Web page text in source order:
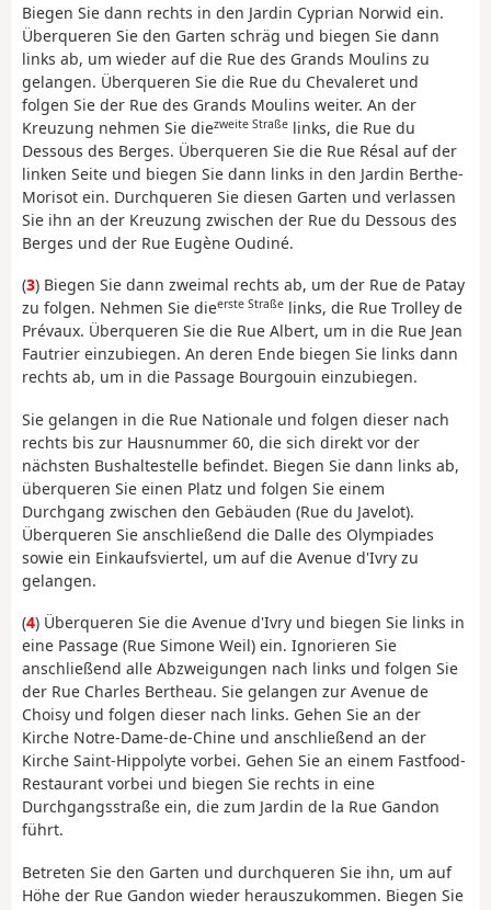
Biegen Sie dann rechts in den Jardin Cyprian Norwid ein.
Überqueren Sie den Garten schräg und biegen Sie dann
links ab, um wieder auf die Rue des Grands Moulins zu
gelangen. Überqueren Sie die Rue du Chevaleret und
folgen Sie der Rue des Grands Moulins weiter. An der
Kreuzung nehmen Sie diezweite Straße links, die Rue du
Dessous des Berges. Überqueren Sie die Rue Résal auf der
linken Seite und biegen Sie dann links in den Jardin Berthe-
Morisot ein. Durchqueren Sie diesen Garten und verlassen
Sie ihn an der Kreuzung zwischen der Rue du Dessous des
Berges und der Rue Eugène Oudiné.
(3) Biegen Sie dann zweimal rechts ab, um der Rue de Patay
zu folgen. Nehmen Sie dieerste Straße links, die Rue Trolley de
Prévaux. Überqueren Sie die Rue Albert, um in die Rue Jean
Fautrier einzubiegen. An deren Ende biegen Sie links dann
rechts ab, um in die Passage Bourgouin einzubiegen.
Sie gelangen in die Rue Nationale und folgen dieser nach
rechts bis zur Hausnummer 60, die sich direkt vor der
nächsten Bushaltestelle befindet. Biegen Sie dann links ab,
überqueren Sie einen Platz und folgen Sie einem
Durchgang zwischen den Gebäuden (Rue du Javelot).
Überqueren Sie anschließend die Dalle des Olympiades
sowie ein Einkaufsviertel, um auf die Avenue d'Ivry zu
gelangen.
(4) Überqueren Sie die Avenue d'Ivry und biegen Sie links in
eine Passage (Rue Simone Weil) ein. Ignorieren Sie
anschließend alle Abzweigungen nach links und folgen Sie
der Rue Charles Bertheau. Sie gelangen zur Avenue de
Choisy und folgen dieser nach links. Gehen Sie an der
Kirche Notre-Dame-de-Chine und anschließend an der
Kirche Saint-Hippolyte vorbei. Gehen Sie an einem Fastfood-
Restaurant vorbei und biegen Sie rechts in eine
Durchgangsstraße ein, die zum Jardin de la Rue Gandon
führt.
Betreten Sie den Garten und durchqueren Sie ihn, um auf
Höhe der Rue Gandon wieder herauszukommen. Biegen Sie